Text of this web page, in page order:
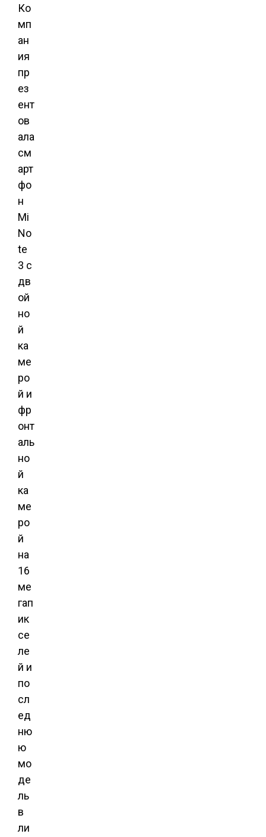
Ко
мп
ан
ия
пр
ез
ент
ов
ала
см
арт
фо
н
Mi
No
te
3 с
дв
ой
но
й
ка
ме
ро
й и
фр
онт
аль
но
й
ка
ме
ро
й
на
16
ме
гап
ик
се
ле
й и
по
сл
ед
ню
ю
мо
де
ль
в
ли